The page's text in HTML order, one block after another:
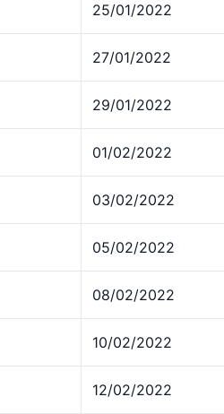
25/01/2022
27/01/2022
29/01/2022
01/02/2022
03/02/2022
05/02/2022
08/02/2022
10/02/2022
12/02/2022